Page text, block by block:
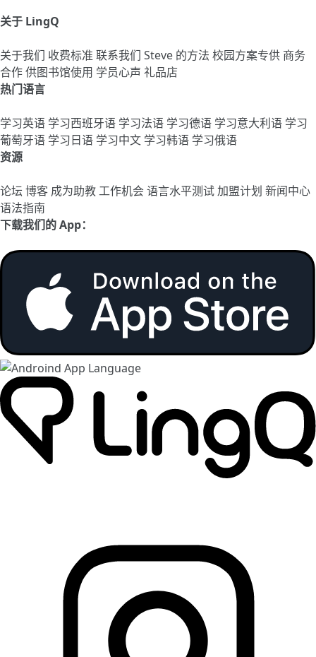
关于 LingQ
关于我们 收费标准 联系我们 Steve 的方法 校园方案专供 商务
合作供图书馆使用 学员心声 礼品店
热门语言
学习英语 学习西班牙语 学习法语 学习德语 学习意大利语 学习
葡萄牙语 学习日语 学习中文 学习韩语 学习俄语
资源
论坛 博客 成为助教工作机会语言水平测试加盟计划 新闻中心
语法指南
下载我们的 App：